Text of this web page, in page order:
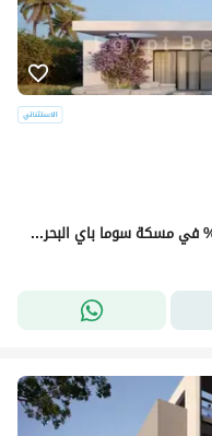
فيلا مستقلة للبيع صف أول أخير بخصم 30% في مسكة سوما باي البحر الأحمر